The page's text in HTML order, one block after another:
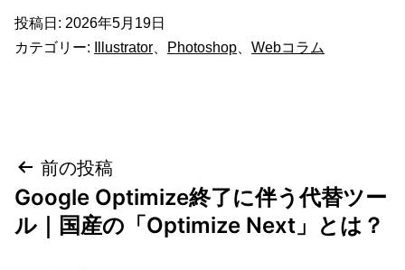
投稿日: 2026年5月19日
カテゴリー:
Illustrator Photoshop Webコラム
投
稿
前の投稿
Google Optimize終了に伴う代替ツー
ル｜国産の「Optimize Next」とは？